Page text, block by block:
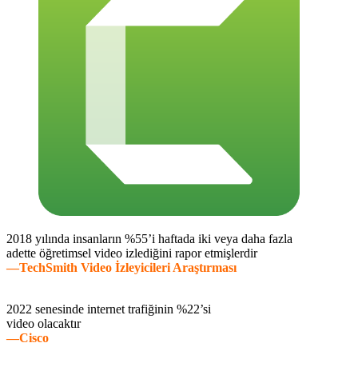
2018 yılında insanların %55’i haftada iki veya daha fazla
adette öğretimsel video izlediğini rapor etmişlerdir
—TechSmith Video İzleyicileri Araştırması
2022 senesinde internet trafiğinin %22’si
video olacaktır
—Cisco